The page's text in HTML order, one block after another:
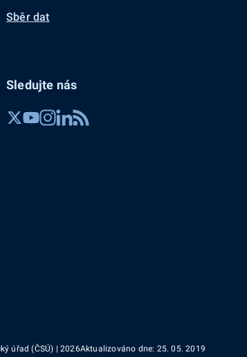
Sběr dat
Sledujte nás
úřad (ČSÚ) | 2026Aktualizováno dne: 25. 05. 2019